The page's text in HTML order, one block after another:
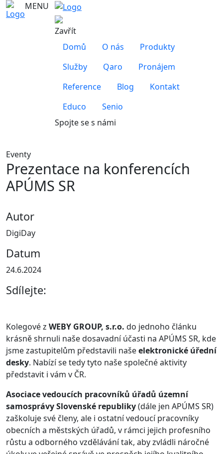
MENU
Zavřít
Domů
O nás
Produkty
Služby
Qaro
Pronájem
Reference
Blog
Kontakt
Educo
Senio
Spojte se s námi
Eventy
Prezentace na konferencích
APÚMS SR
Autor
DigiDay
Datum
24.6.2024
Sdílejte:
Kolegové z WEBY GROUP, s.r.o. do jednoho článku
krásně shrnuli naše dosavadní účasti na APÚMS SR, kde
jsme zastupitelům představili našeelektronické úřední
desky. Nabízí se tedy tyto naše společné aktivity
představit i vám v ČR.
Asociace vedoucích pracovníků úřadů územní
samosprávy Slovenské republiky(dále jen APÚMS SR)
zaškoluje své členy, ale i ostatní vedoucí pracovníky
obecních a městských úřadů, v rámci jejich profesního
růstu a odborného vzdělávání tak, aby zvládli náročné